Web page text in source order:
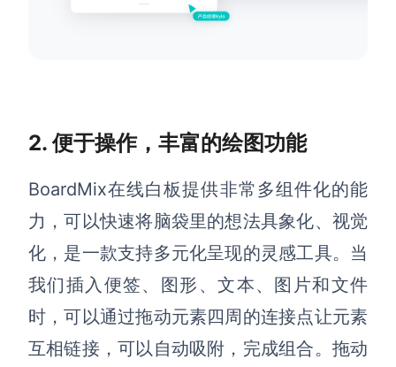
AI生成流程图
AI生成用户旅程图
AI生成鱼骨图
AI生成甘特图
AI生成组织结构图
AI生成商业画布
AI生成PEST分析
AI生成5Why分析
AI生成平衡计分卡
AI生成时间管理四象限
AI生成胜任力模型
2. 便于操作，丰富的绘图功能
BoardMix在线白板提供非常多组件化的能
力，可以快速将脑袋里的想法具象化、视觉
化 ，是一款支持多元化呈现的灵感工具。 当
我们插入便签、图形、文本、图片和文件
时，可以通过拖动元素四周的连接点让元素
互相链接，可以自动吸附，完成组合。 拖动